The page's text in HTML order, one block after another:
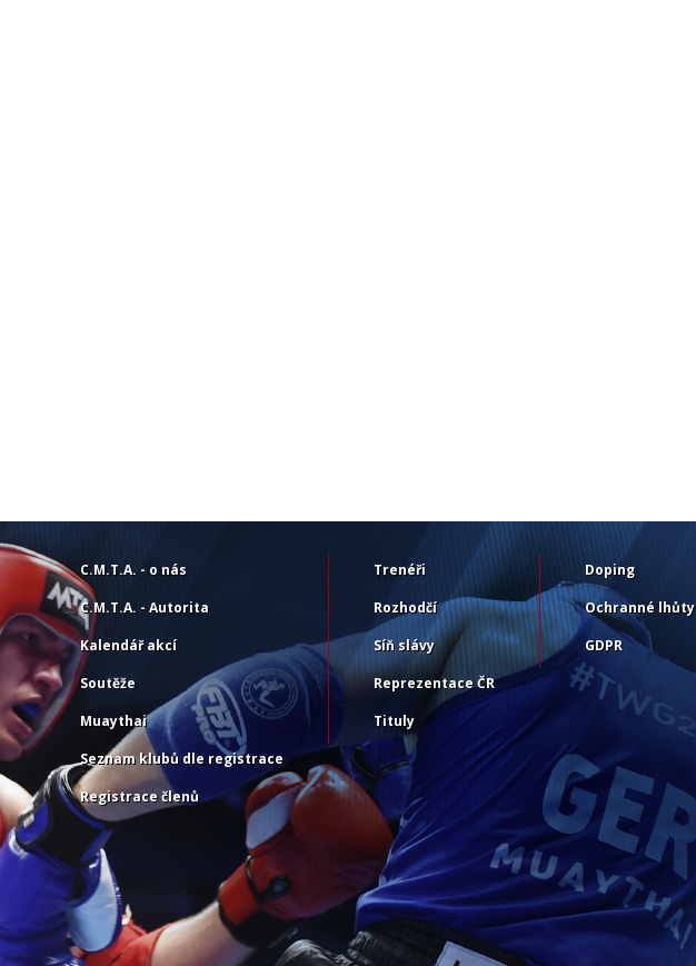
C.M.T.A. - o nás
C.M.T.A. - Autorita
Kalendář akcí
Soutěže
Muaythai
Seznam klubů dle registrace
Registrace členů
Trenéři
Rozhodčí
Síň slávy
Reprezentace ČR
Tituly
Doping
Ochranné lhůty
GDPR